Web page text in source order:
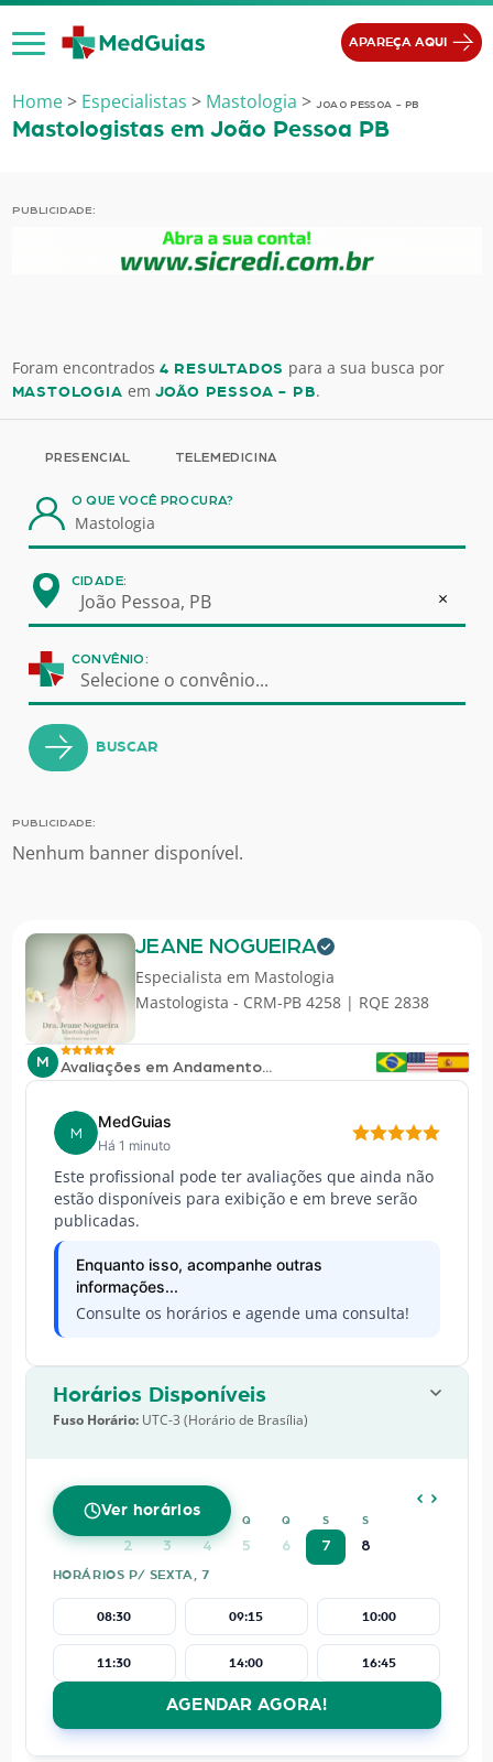
Ir para o conteúdo
APAREÇA AQUI
Home> Especialistas > Mastologia > JOAO PESSOA - PB
Mastologistas em João Pessoa PB
PUBLICIDADE:
Foram encontrados 4 RESULTADOS para a sua busca por
MASTOLOGIA em JOÃO PESSOA - PB.
PRESENCIAL TELEMEDICINA
O QUE VOCÊ PROCURA?
CIDADE:
×
João Pessoa, PB
CONVÊNIO:
Selecione o convênio...
BUSCAR
PUBLICIDADE:
Nenhum banner disponível.
JEANE NOGUEIRA
Especialista em Mastologia
Mastologista - CRM-PB 4258 | RQE 2838
M Avaliações em Andamento...
M
MedGuias
Há 1 minuto
Este profissional pode ter avaliações que ainda não
estão disponíveis para exibição e em breve serão
publicadas.
Enquanto isso, acompanhe outras
informações...
Consulte os horários e agende uma consulta!
Horários Disponíveis
Fuso Horário:UTC-3 (Horário de Brasília)
Ver horários
AGOSTO 2026
Q Q S S
2 3 4 5 6 7 8
HORÁRIOS P/ SEXTA, 7
08:30 09:15 10:00
11:30 14:00 16:45
AGENDAR AGORA!